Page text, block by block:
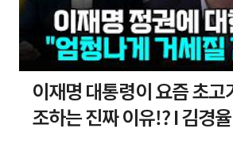
이재명 대통령이 요즘 초고
조하는 진짜 이유!? I 김경